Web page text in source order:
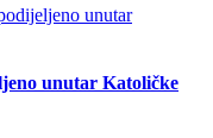
unutar Katoličke